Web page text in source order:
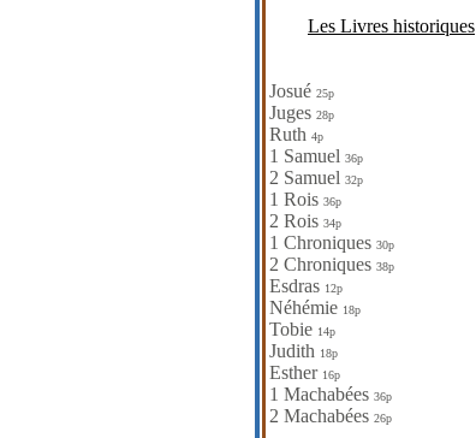
Les Livres historiques
Josué 25p
Juges 28p
Ruth 4p
1 Samuel 36p
2 Samuel 32p
1 Rois 36p
2 Rois 34p
1 Chroniques 30p
2 Chroniques 38p
Esdras 12p
Néhémie 18p
Tobie 14p
Judith 18p
Esther 16p
1 Machabées 36p
2 Machabées 26p